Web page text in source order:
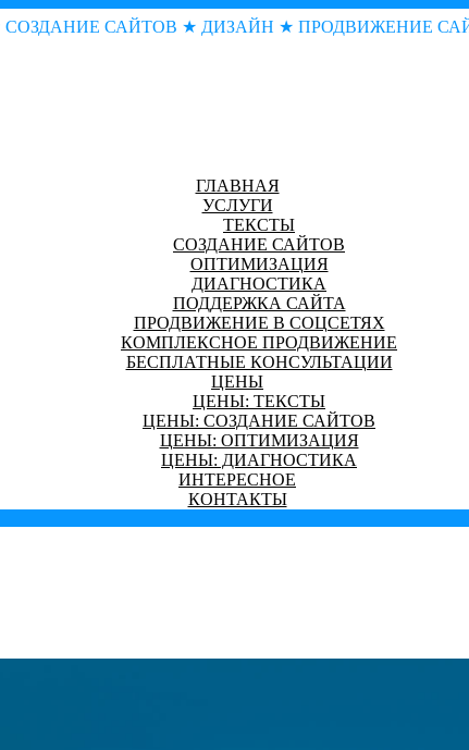
САЙТОВ ★ ДИЗАЙН ★ ПРОДВИЖЕНИЕ
ГЛАВНАЯ
УСЛУГИ
ТЕКСТЫ
СОЗДАНИЕ САЙТОВ
ОПТИМИЗАЦИЯ
ДИАГНОСТИКА
ПОДДЕРЖКА САЙТА
ПРОДВИЖЕНИЕ В СОЦСЕТЯХ
КОМПЛЕКСНОЕ ПРОДВИЖЕНИЕ
БЕСПЛАТНЫЕ КОНСУЛЬТАЦИИ
ЦЕНЫ
ЦЕНЫ: ТЕКСТЫ
ЦЕНЫ: СОЗДАНИЕ САЙТОВ
ЦЕНЫ: ОПТИМИЗАЦИЯ
ЦЕНЫ: ДИАГНОСТИКА
ИНТЕРЕСНОЕ
КОНТАКТЫ